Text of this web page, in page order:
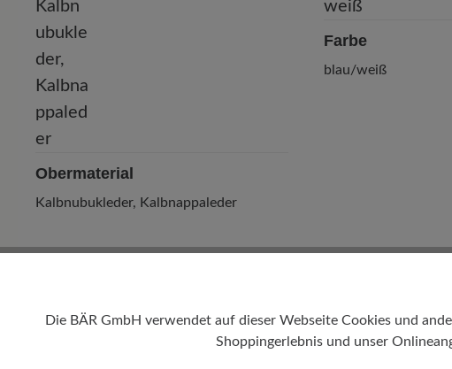
Obermaterial
Kalbnubukleder, Kalbnappaleder
Farbe
blau/weiß
Die BÄR GmbH verwendet auf dieser Webseite Cookies und
Shoppingerlebnis und unser